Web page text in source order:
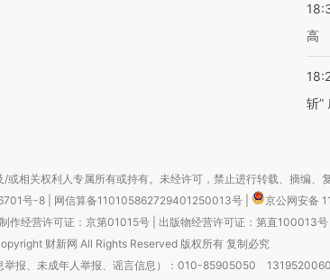
高
斩”
相关权利人专属所有或持有。未经许可，禁止进行转载、摘编、
号-8 网信算备110105862729401250013号
京公网安备
作经营许可证：京第01015号| 出版物经营许可证：第直100013号
财新网 All Rights Reserved 版权所有 复制必究
举报、未成年人举报、谣言信息）：010-85905050